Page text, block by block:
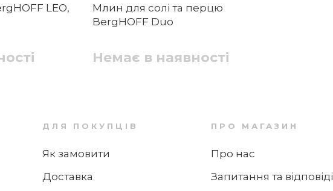
LEO,
Млин для солі та перцю
BergHOFF Duo
Немає в наявності
ДЛЯ ПОКУПЦІВ
Як замовити
Доставка
ПРО МАГАЗИН
Про нас
Запитання та відповіді